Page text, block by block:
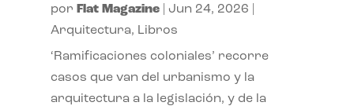
por Flat Magazine| Jun 24, 2026
Arquitectura, Libros
‘Ramificaciones coloniales’ recorre
casos que van del urbanismo y la
arquitectura a la legislación, y de la